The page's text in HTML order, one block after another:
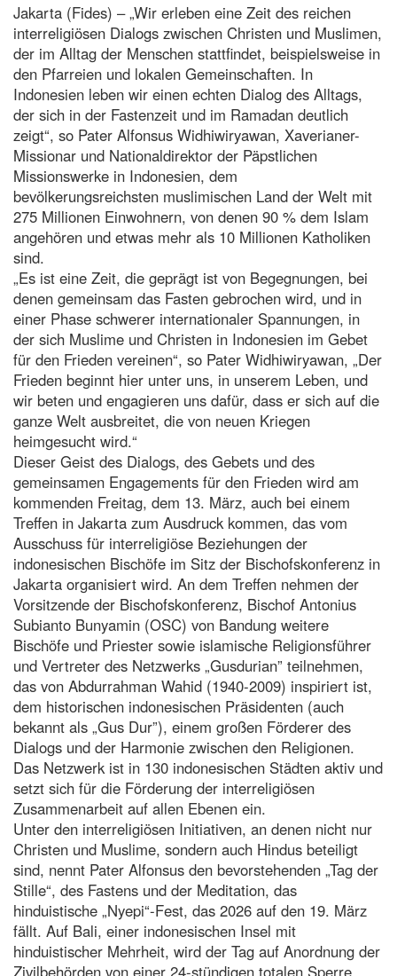
Jakarta (Fides) – „Wir erleben eine Zeit des reichen
interreligiösen Dialogs zwischen Christen und Muslimen,
der im Alltag der Menschen stattfindet, beispielsweise in
den Pfarreien und lokalen Gemeinschaften. In
Indonesien leben wir einen echten Dialog des Alltags,
der sich in der Fastenzeit und im Ramadan deutlich
zeigt“, so Pater Alfonsus Widhiwiryawan, Xaverianer-
Missionar und Nationaldirektor der Päpstlichen
Missionswerke in Indonesien, dem
bevölkerungsreichsten muslimischen Land der Welt mit
275 Millionen Einwohnern, von denen 90 % dem Islam
angehören und etwas mehr als 10 Millionen Katholiken
sind.
„Es ist eine Zeit, die geprägt ist von Begegnungen, bei
denen gemeinsam das Fasten gebrochen wird, und in
einer Phase schwerer internationaler Spannungen, in
der sich Muslime und Christen in Indonesien im Gebet
für den Frieden vereinen“, so Pater Widhiwiryawan, „Der
Frieden beginnt hier unter uns, in unserem Leben, und
wir beten und engagieren uns dafür, dass er sich auf die
ganze Welt ausbreitet, die von neuen Kriegen
heimgesucht wird.“
Dieser Geist des Dialogs, des Gebets und des
gemeinsamen Engagements für den Frieden wird am
kommenden Freitag, dem 13. März, auch bei einem
Treffen in Jakarta zum Ausdruck kommen, das vom
Ausschuss für interreligiöse Beziehungen der
indonesischen Bischöfe im Sitz der Bischofskonferenz in
Jakarta organisiert wird. An dem Treffen nehmen der
Vorsitzende der Bischofskonferenz, Bischof Antonius
Subianto Bunyamin (OSC) von Bandung weitere
Bischöfe und Priester sowie islamische Religionsführer
und Vertreter des Netzwerks „Gusdurian” teilnehmen,
das von Abdurrahman Wahid (1940-2009) inspiriert ist,
dem historischen indonesischen Präsidenten (auch
bekannt als „Gus Dur”), einem großen Förderer des
Dialogs und der Harmonie zwischen den Religionen.
Das Netzwerk ist in 130 indonesischen Städten aktiv und
setzt sich für die Förderung der interreligiösen
Zusammenarbeit auf allen Ebenen ein.
Unter den interreligiösen Initiativen, an denen nicht nur
Christen und Muslime, sondern auch Hindus beteiligt
sind, nennt Pater Alfonsus den bevorstehenden „Tag der
Stille“, des Fastens und der Meditation, das
hinduistische „Nyepi“-Fest, das 2026 auf den 19. März
fällt. Auf Bali, einer indonesischen Insel mit
hinduistischer Mehrheit, wird der Tag auf Anordnung der
Zivilbehörden von einer 24-stündigen totalen Sperre